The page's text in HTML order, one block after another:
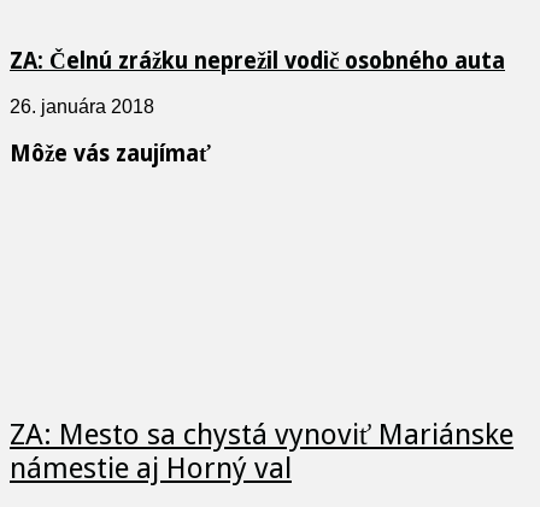
ZA: Čelnú zrážku neprežil vodič osobného auta
26. januára 2018
Môže vás zaujímať
ZA: Mesto sa chystá vynoviť Mariánske
námestie aj Horný val